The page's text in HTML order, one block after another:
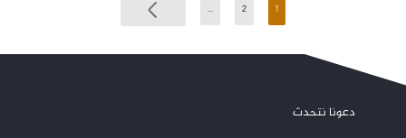
1
2
...
دعونا نتحدث